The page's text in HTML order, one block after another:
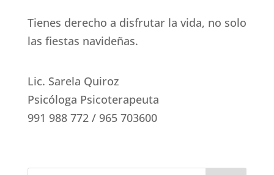
Tienes derecho a disfrutar la vida, no solo
las fiestas navideñas.
Lic. Sarela Quiroz
Psicóloga Psicoterapeuta
991 988 772 / 965 703600